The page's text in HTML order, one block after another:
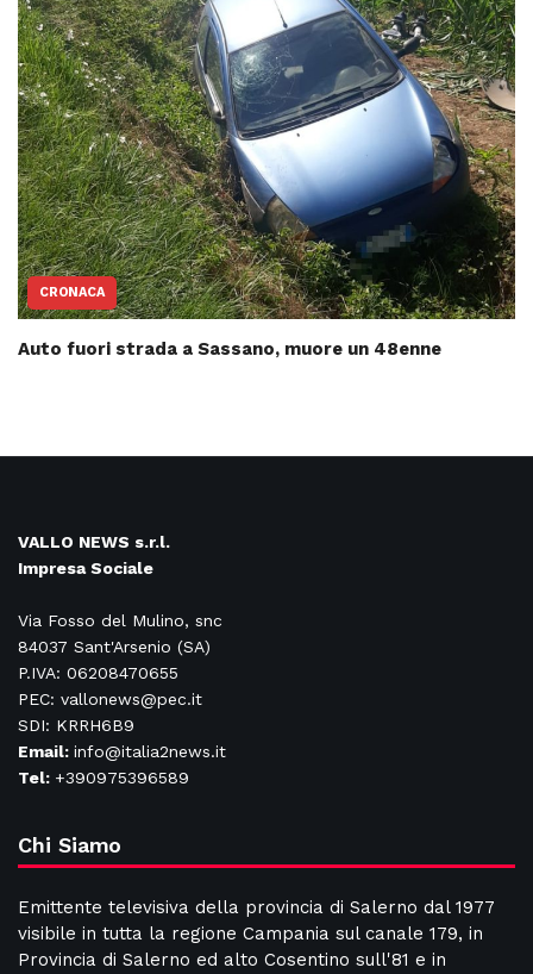
CRONACA
Auto fuori strada a Sassano, muore un 48enne
VALLO NEWS s.r.l.
Impresa Sociale
Via Fosso del Mulino, snc
84037 Sant'Arsenio (SA)
P.IVA: 06208470655
PEC: vallonews@pec.it
SDI: KRRH6B9
Email: info@italia2news.it
Tel: +390975396589
Chi Siamo
Emittente televisiva della provincia di Salerno dal 1977
visibile in tutta la regione Campania sul canale 179, in
Provincia di Salerno ed alto Cosentino sull'81 e in